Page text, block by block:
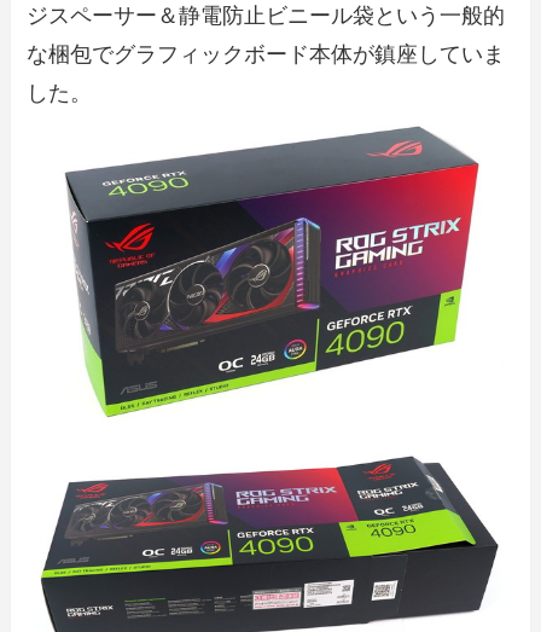
ジスペーサー＆静電防止ビニール袋という一般的
な梱包でグラフィックボード本体が鎮座していま
した。